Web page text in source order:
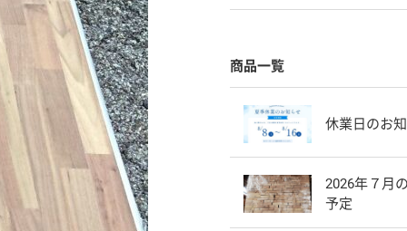
商品一覧
休業日のお
2026年７月
予定